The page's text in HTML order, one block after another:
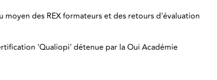
des REX formateurs et des retours d'évaluation
'Qualiopi' détenue par la Oui Académie